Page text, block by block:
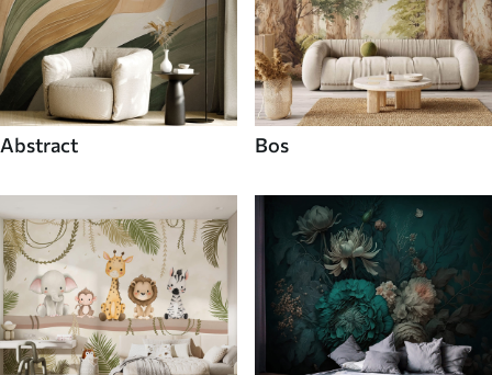
Abstract Bos